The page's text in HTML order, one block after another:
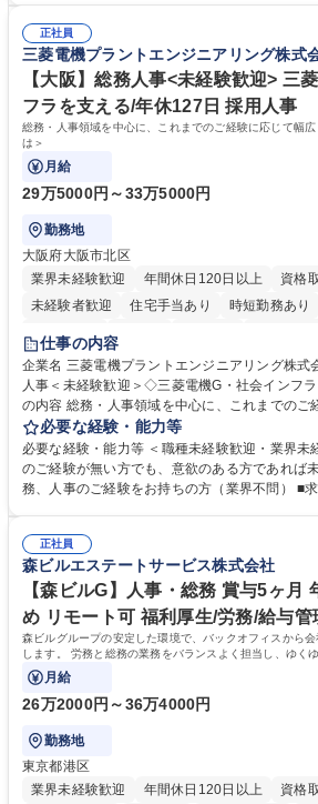
平均100件前後■メール・手紙：同上40件前後 募集職種 中野本社【お客様
相談室】お客様のお声をもとにより良い商品づく
すのでご安心ください。 【当社について】キリ
う会社として、お客様との出会いを大切にし、
を込めてコミュニケーションをとりながら広報
す。 学歴・資格 学歴：大学院 大学 高専 短大 専修学校 高校 語学力： 資
格：
正社員
三菱電機プラントエンジニアリング株式
【大阪】総務人事<未経験歓迎> 三
フラを支える/年休127日 採用人事
総務・人事領域を中心に、これまでのご経験に応じて幅
は＞
月給
29万5000円～33万5000円
勤務地
大阪府大阪市北区
業界未経験歓迎
年間休日120日以上
資格
未経験者歓迎
住宅手当あり 時短勤務あり
退職金あり
駅近5分以内
土日祝休み 服装自由 寮・
仕事の内容
企業名 三菱電機プラントエンジニアリング株式会社 求人名 【大阪
人事＜未経験歓迎＞◇三菱電機G・社会インフラを
の内容 総務・人事領域を中心に、これまでのご
します。 ＜具体的には＞ ・総務/人事労務（給与・社保・勤怠管理など）
・採用・教育研修 ・福利厚生運用 など ※基本
採用や教育等の業務内容により、関西圏以外へ
出張もございます。 ※担当業務を持ちつつ、お
必要な経験・能力等
必要な経験・能力等 ＜職種未経験歓迎・業界未
のご経験が無い方でも、意欲のある方であれば
務、人事のご経験をお持ちの方（業界不問） ■求める人物像：・社内外の
正社員
森ビルエステートサービス株式会社
【森ビルG】人事・総務 賞与5ヶ月
め リモート可 福利厚生/労務/給与管
森ビルグループの安定した環境で、バックオフィスから
します。 労務と総務の業務をバランスよく担当し、ゆく
にも挑戦できる、やりがいある環境です。
月給
26万2000円～36万4000円
勤務地
東京都港区
業界未経験歓迎
年間休日120日以上 資格